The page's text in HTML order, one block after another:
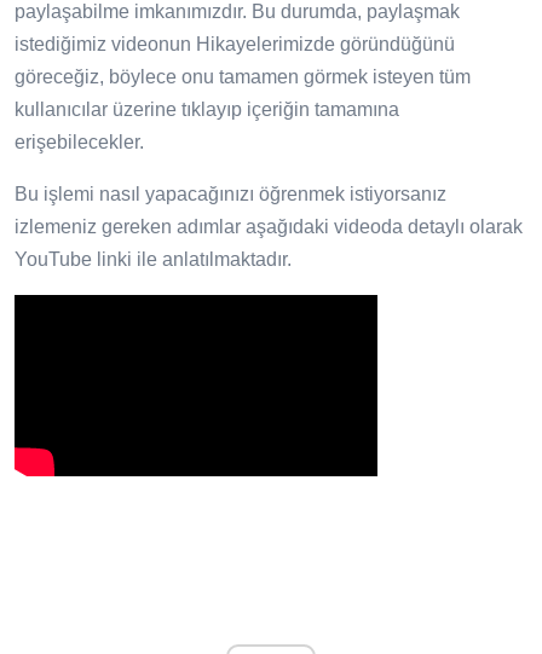
paylaşabilme imkanımızdır. Bu durumda, paylaşmak
istediğimiz videonun Hikayelerimizde göründüğünü
göreceğiz, böylece onu tamamen görmek isteyen tüm
kullanıcılar üzerine tıklayıp içeriğin tamamına
erişebilecekler.
Bu işlemi nasıl yapacağınızı öğrenmek istiyorsanız
izlemeniz gereken adımlar aşağıdaki videoda detaylı olarak
YouTube linki ile anlatılmaktadır.